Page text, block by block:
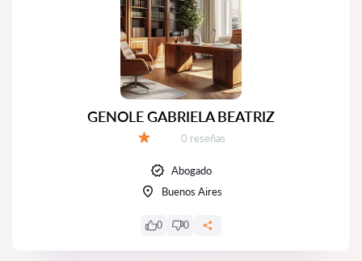
GENOLE GABRIELA BEATRIZ
Número de reseñas:
0 reseñas
Abogado
Buenos Aires
0 0